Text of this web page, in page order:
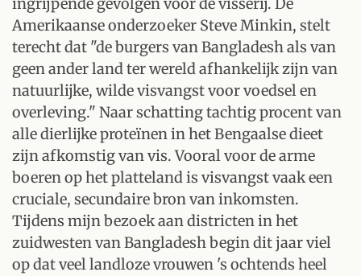
Amerikaanse onderzoeker Steve Minkin, stelt
terecht dat "de burgers van Bangladesh als van
geen ander land ter wereld afhankelijk zijn van
natuurlijke, wilde visvangst voor voedsel en
overleving." Naar schatting tachtig procent van
alle dierlijke proteïnen in het Bengaalse dieet
zijn afkomstig van vis. Vooral voor de arme
boeren op het platteland is visvangst vaak een
cruciale, secundaire bron van inkomsten.
Tijdens mijn bezoek aan districten in het
zuidwesten van Bangladesh begin dit jaar viel
op dat veel landloze vrouwen 's ochtends heel